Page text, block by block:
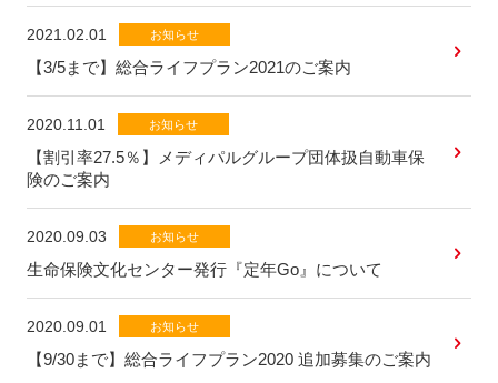
2021.02.01 お知らせ
【3/5まで】総合ライフプラン2021のご案内
2020.11.01 お知らせ
【割引率27.5％】メディパルグループ団体扱自動車保
険のご案内
2020.09.03 お知らせ
生命保険文化センター発行『定年Go』について
2020.09.01 お知らせ
【9/30まで】総合ライフプラン2020 追加募集のご案内